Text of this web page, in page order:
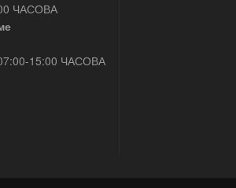
ЧАСОВА
15:00 ЧАСОВА